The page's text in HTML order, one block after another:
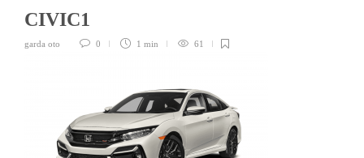
CIVIC1
garda oto 0 1 min 61